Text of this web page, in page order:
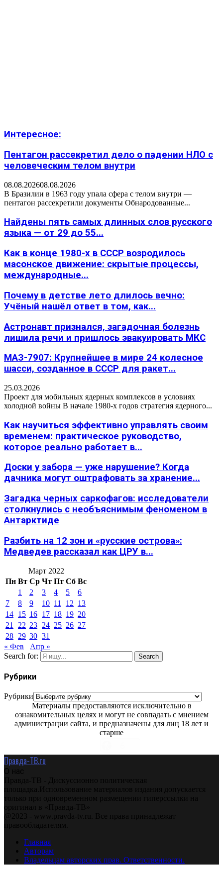
Интересное:
Пентагон рассекретил дело о падении НЛО с
человеческим телом внутри
08.08.202608.08.2026
В Бразилии в 1963 году упала сфера с телом внутри —
пентагон рассекретили документы Обнародованные...
Найдены пять самых длинных слов русского
языка — от 29 до 55...
Как в конце 1980-х в СССР возродилось
масонское движение: скрытые процессы,
международные...
Почему в детстве лето длилось вечно:
Учёный нашёл ответ в том, как...
Астронавт признался, загадочная болезнь
лишила речи и пришлось эвакуировать МКС
МАЗ-7907: Крупнейшее в мире 24 колесное
шасси, созданное в СССР для ракет...
25.03.2026
Проект для мобильных ядерных комплексов в условиях
холодной войны В начале 1980-х годов стратегия ядерного...
Как научиться эффективно управлять своим
временем: практическое руководство,
которое реально работает в...
Доски у забора — уже нарушение? Когда
дачника могут оштрафовать за хранение...
Загадка черных саркофагов: исследователи
столкнулись с необъяснимым феноменом в
Антарктиде
Разбить на 12 зон и «русские острова»:
Медведев рассказал как ЦРУ в...
Март 2022
Пн Вт Ср Чт Пт Сб Вс
1
2 3 4 5
6
7
8 9 10 11 12 13
14 15 16 17 18 19 20
21
22 23 24 25 26 27
28 29 30 31
« Фев
Апр »
Search for:
Search
Рубрики
Рубрики
Материалы предоставляются исключительно в
ознакомительных целях и могут не совпадать с мнением
администрации сайта, и предназначены для лиц 18 лет и
старше
Правда-ТВ.ru
О нас
Правда-ТВ - Дискуссионно политическая
площадка.Использование материалов издания допускается
только при одновременном размещении гиперссылки на
оригинал в «Правда-ТВ»
@2023 - www.pravda-tv.ru. Все права принадлежат
правообладателям.
Главная
Авторам
Владельцам авторских прав. Ответственности.